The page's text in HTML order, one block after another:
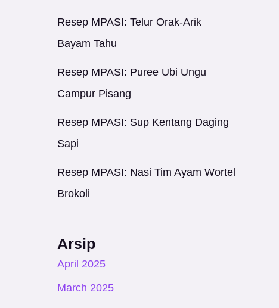
Resep MPASI: Telur Orak-Arik
Bayam Tahu
Resep MPASI: Puree Ubi Ungu
Campur Pisang
Resep MPASI: Sup Kentang Daging
Sapi
Resep MPASI: Nasi Tim Ayam Wortel
Brokoli
Arsip
April 2025
March 2025